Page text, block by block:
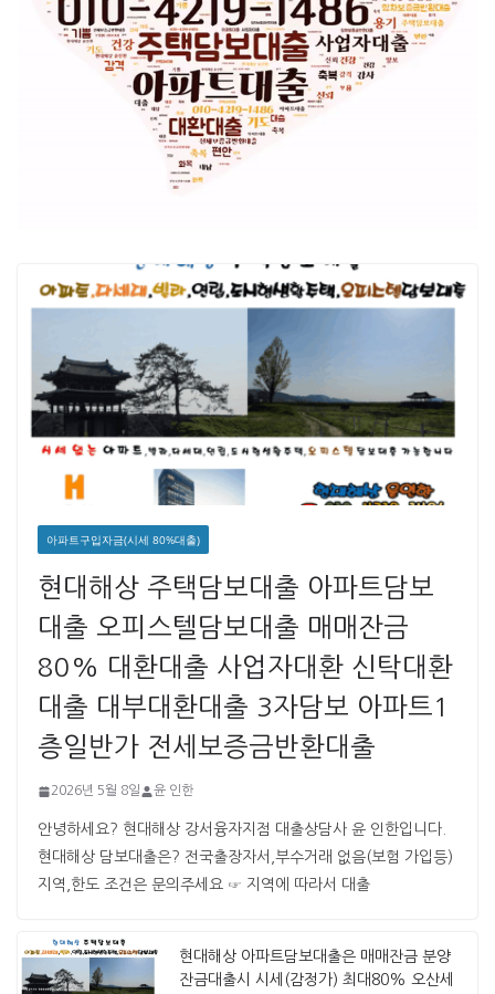
아파트구입자금(시세 80%대출)
현대해상 주택담보대출 아파트담보
대출 오피스텔담보대출 매매잔금
80% 대환대출 사업자대환 신탁대환
대출 대부대환대출 3자담보 아파트1
층일반가 전세보증금반환대출
2026년 5월 8일 윤 인한
안녕하세요? 현대해상 강서융자지점 대출상담사 윤 인한입니다. ​ ​
현대해상 담보대출은? 전국출장자서,부수거래 없음(보험 가입등)
지역,한도 조건은 문의주세요 ☞ 지역에 따라서 대출
현대해상 아파트담보대출은 매매잔금 분양
잔금대출시 시세(감정가) 최대80% 오산세